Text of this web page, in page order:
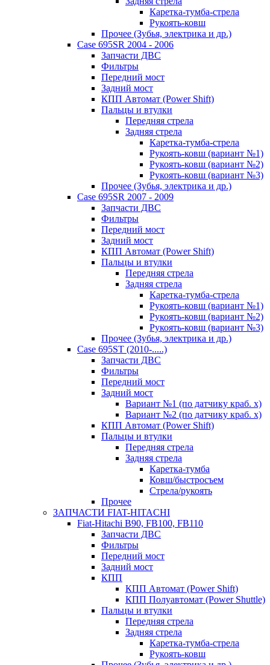
Каретка-тумба-стрела
Рукоять-ковш
Прочее (Зубья, электрика и др.)
Case 695SR 2004 - 2006
Запчасти ДВС
Фильтры
Передний мост
Задний мост
КПП Автомат (Power Shift)
Пальцы и втулки
Передняя стрела
Задняя стрела
Каретка-тумба-стрела
Рукоять-ковш (вариант №1)
Рукоять-ковш (вариант №2)
Рукоять-ковш (вариант №3)
Прочее (Зубья, электрика и др.)
Case 695SR 2007 - 2009
Запчасти ДВС
Фильтры
Передний мост
Задний мост
КПП Автомат (Power Shift)
Пальцы и втулки
Передняя стрела
Задняя стрела
Каретка-тумба-стрела
Рукоять-ковш (вариант №1)
Рукоять-ковш (вариант №2)
Рукоять-ковш (вариант №3)
Прочее (Зубья, электрика и др.)
Case 695ST (2010-.....)
Запчасти ДВС
Фильтры
Передний мост
Задний мост
Вариант №1 (по датчику краб. х)
Вариант №2 (по датчику краб. х)
КПП Автомат (Power Shift)
Пальцы и втулки
Передняя стрела
Задняя стрела
Каретка-тумба
Ковш/быстросъем
Стрела/рукоять
Прочее
ЗАПЧАСТИ FIAT-HITACHI
Fiat-Hitachi B90, FB100, FB110
Запчасти ДВС
Фильтры
Передний мост
Задний мост
КПП
КПП Автомат (Power Shift)
КПП Полуавтомат (Power Shuttle)
Пальцы и втулки
Передняя стрела
Задняя стрела
Каретка-тумба-стрела
Рукоять-ковш